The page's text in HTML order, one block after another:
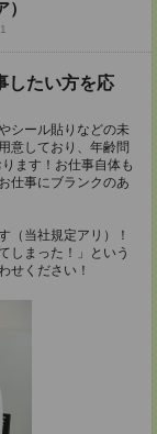
したい方を応
シール貼りなどの未
意しており、年齢問
ます！お仕事自体も
仕事にブランクのあ
（当社規定アリ）！
しまった！」という
せください！